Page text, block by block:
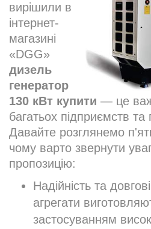
вирішили в
інтернет-
магазині
«DGG»
дизель
генератор
130 кВт купити — це
багатьох підприємств та
Давайте розглянемо
чому варто звернути
пропозицію:
Надійність та
агрегати
застосуванням